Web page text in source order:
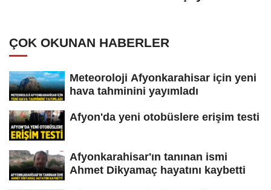
ÇOK OKUNAN HABERLER
Meteoroloji Afyonkarahisar için yeni
hava tahminini yayımladı
Afyon'da yeni otobüslere erişim testi
Afyonkarahisar'ın tanınan ismi
Ahmet Dikyamaç hayatını kaybetti